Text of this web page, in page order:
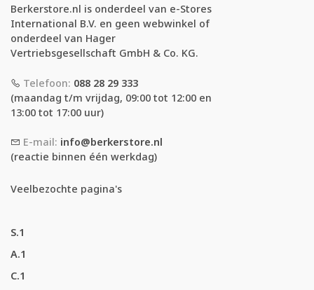
Berkerstore.nl is onderdeel van e-Stores
International B.V. en geen webwinkel of
onderdeel van Hager
Vertriebsgesellschaft GmbH & Co. KG.
Telefoon: 088 28 29 333
(maandag t/m vrijdag, 09:00 tot 12:00 en
13:00 tot 17:00 uur)
E-mail: info@berkerstore.nl
(reactie binnen één werkdag)
Veelbezochte pagina's
S.1
A.1
C.1